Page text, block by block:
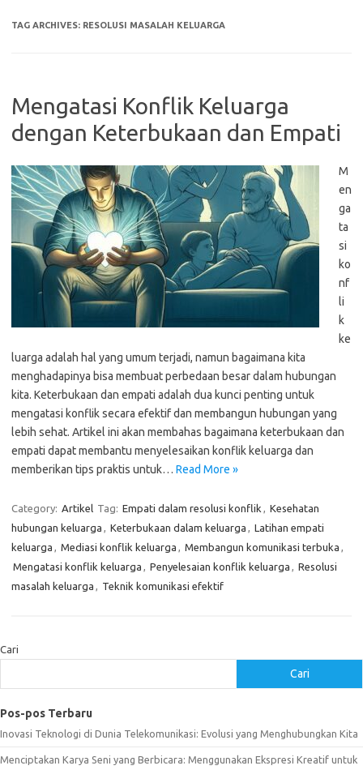
TAG ARCHIVES: RESOLUSI MASALAH KELUARGA
Mengatasi Konflik Keluarga
dengan Keterbukaan dan Empati
M
en
ga
ta
si
ko
nf
li
k
ke
luarga adalah hal yang umum terjadi, namun bagaimana kita
menghadapinya bisa membuat perbedaan besar dalam hubungan
kita. Keterbukaan dan empati adalah dua kunci penting untuk
mengatasi konflik secara efektif dan membangun hubungan yang
lebih sehat. Artikel ini akan membahas bagaimana keterbukaan dan
empati dapat membantu menyelesaikan konflik keluarga dan
memberikan tips praktis untuk… Read More »
Category: Artikel Tag: Empati dalam resolusi konflik , Kesehatan
hubungan keluarga , Keterbukaan dalam keluarga , Latihan empati
keluarga , Mediasi konflik keluarga , Membangun komunikasi terbuka ,
Mengatasi konflik keluarga , Penyelesaian konflik keluarga , Resolusi
masalah keluarga , Teknik komunikasi efektif
Cari
Cari
Pos-pos Terbaru
Inovasi Teknologi di Dunia Telekomunikasi: Evolusi yang Menghubungkan Kita
Menciptakan Karya Seni yang Berbicara: Menggunakan Ekspresi Kreatif untuk